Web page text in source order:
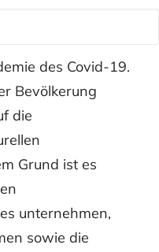
der größten
des Covid-19.
Bevölkerung
die
Grund ist es
unternehmen,
sowie die